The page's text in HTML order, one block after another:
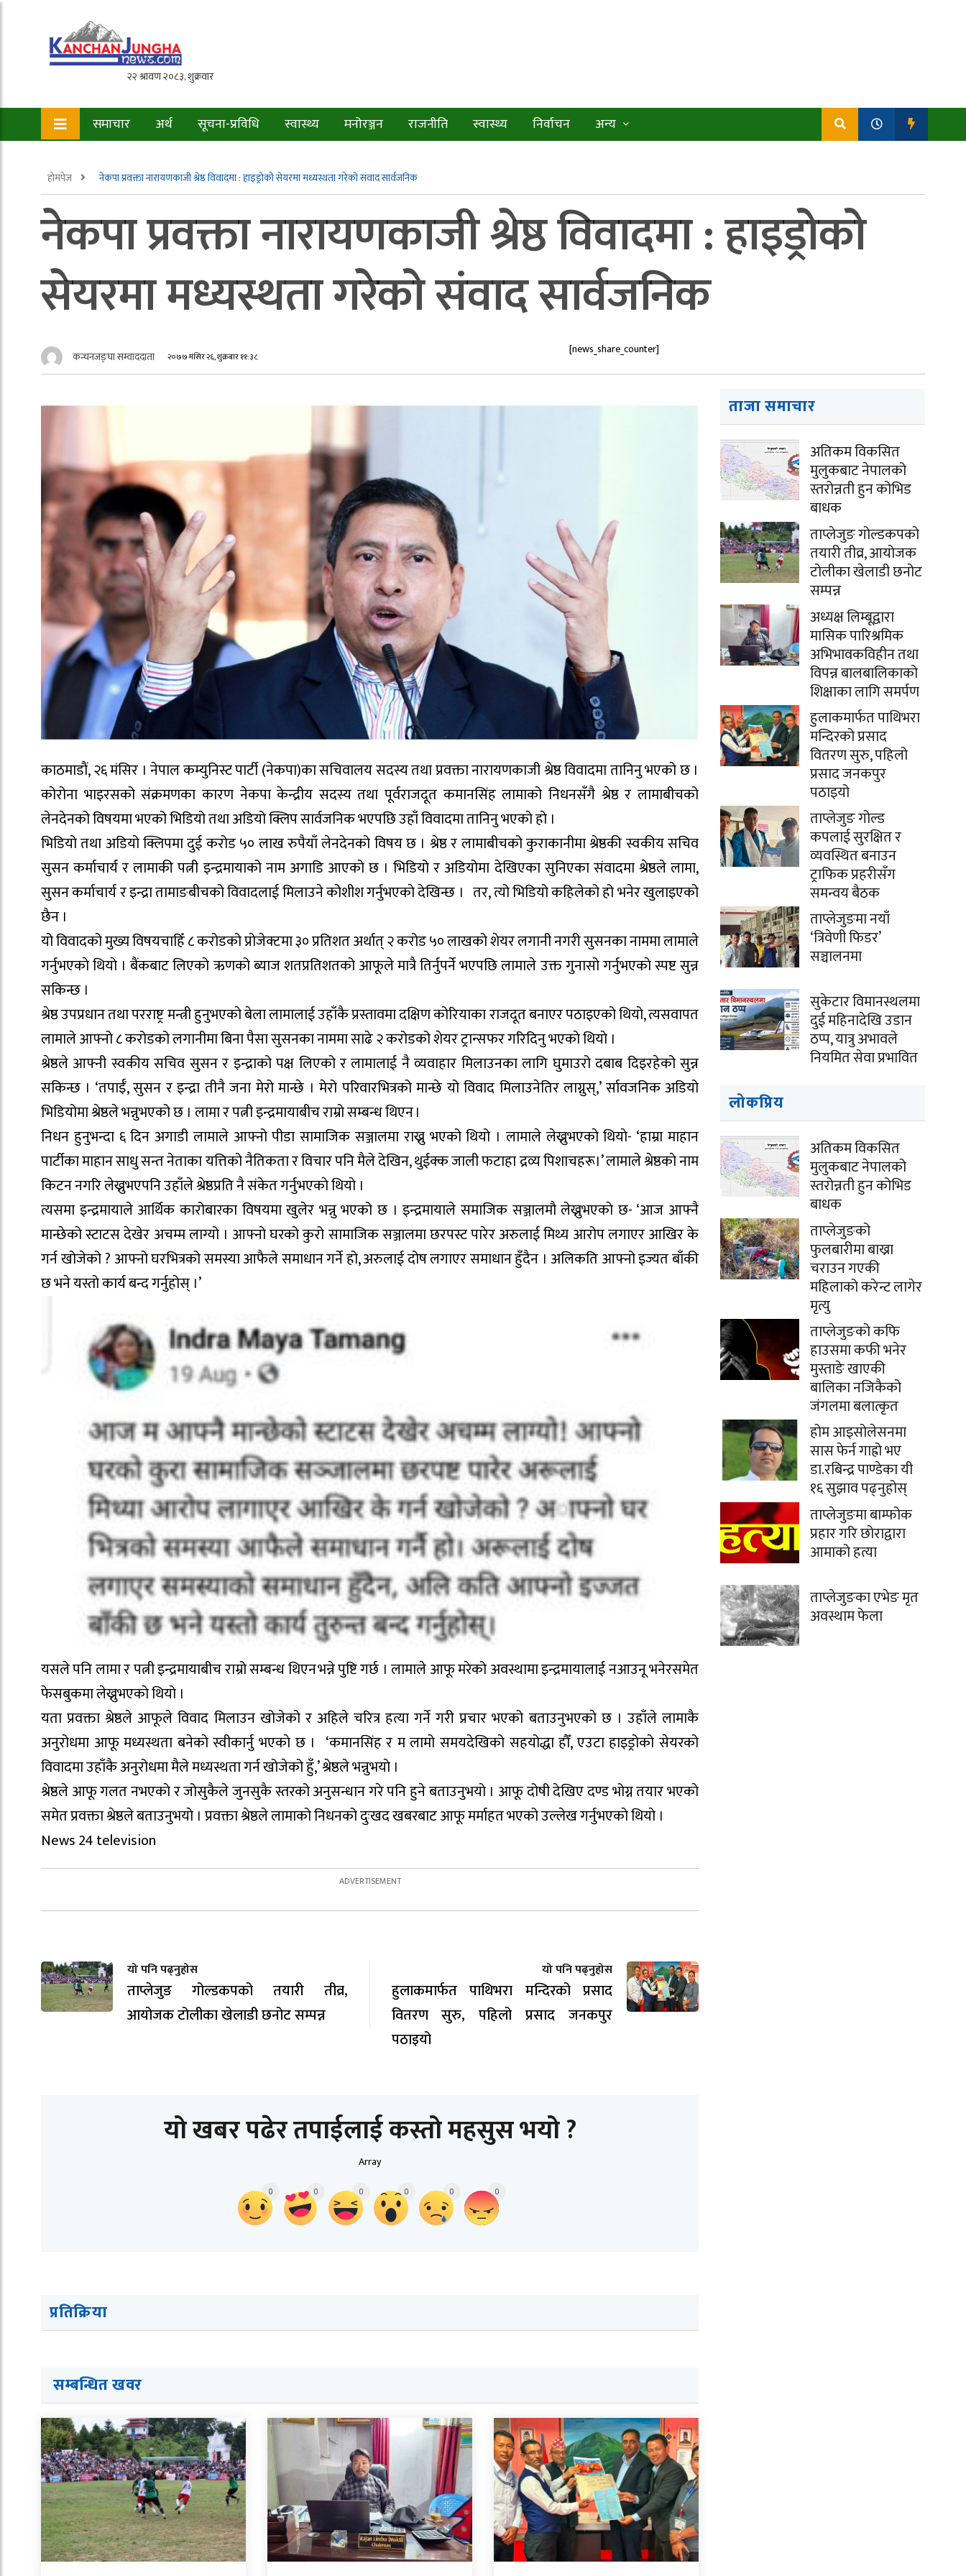
समाचार अर्थ सूचना-प्रविधि स्वास्थ्य मनोरञ्जन राजनीति स्वास्थ्य निर्वाचन अन्य
होमपेज नेकपा प्रवक्ता नारायणकाजी श्रेष्ठ विवादमा : हाइड्रोको सेयरमा मध्यस्थता गरेको संवाद सार्वजनिक
नेकपा प्रवक्ता नारायणकाजी श्रेष्ठ विवादमा : हाइड्रोको
सेयरमा मध्यस्थता गरेको संवाद सार्वजनिक
कन्चनजङ्घा सम्वाददाता २०७७ मंसिर २६, शुक्रबार ११:३८ [news_share_counter]
काठमाडाैं, २६ मंसिर । नेपाल कम्युनिस्ट पार्टी (नेकपा)का सचिवालय सदस्य तथा प्रवक्ता नारायणकाजी श्रेष्ठ विवादमा तानिनु भएको छ ।
कोरोना भाइरसको संक्रमणका कारण नेकपा केन्द्रीय सदस्य तथा पूर्वराजदूत कमानसिंह लामाको निधनसँगै श्रेष्ठ र लामाबीचको
लेनदेनको विषयमा भएको भिडियो तथा अडियो क्लिप सार्वजनिक भएपछि उहाँ विवादमा तानिनु भएकाे हाे ।
भिडियो तथा अडियो क्लिपमा दुई करोड ५० लाख रुपैयाँ लेनदेनको विषय छ । श्रेष्ठ र लामाबीचको कुराकानीमा श्रेष्ठकी स्वकीय सचिव
सुसन कर्माचार्य र लामाकी पत्नी इन्द्रमायाको नाम अगाडि आएको छ । भिडियो र अडियोमा देखिएका सुनिएका संवादमा श्रेष्ठले लामा,
सुसन कर्माचार्य र इन्द्रा तामाङबीचको विवादलाई मिलाउने कोशीश गर्नुभएकाे देखिन्छ । तर, त्यो भिडियो कहिलेको हो भनेर खुलाइएको
छैन ।
यो विवादको मुख्य विषयचाहिँ ८ करोडको प्रोजेक्टमा ३० प्रतिशत अर्थात् २ करोड ५० लाखको शेयर लगानी नगरी सुसनका नाममा लामाले
गर्नुभएकाे थियाे । बैंकबाट लिएको ऋणको ब्याज शतप्रतिशतको आफूले मात्रै तिर्नुपर्ने भएपछि लामाले उक्त गुनासो गर्नुभएकाे स्पष्ट सुन्न
सकिन्छ ।
श्रेष्ठ उपप्रधान तथा परराष्ट्र मन्त्री हुनुभएकाे बेला लामालाई उहाँकै प्रस्तावमा दक्षिण कोरियाका राजदूत बनाएर पठाइएको थियो, त्यसवापत
लामाले आफ्नो ८ करोडको लगानीमा बिना पैसा सुसनका नाममा साढे २ करोडको शेयर ट्रान्सफर गरिदिनु भएकाे थियाे ।
श्रेष्ठले आफ्नी स्वकीय सचिव सुसन र इन्द्राको पक्ष लिएको र लामालाई नै व्यवाहार मिलाउनका लागि घुमाउरो दबाब दिइरहेको सुन्न
सकिन्छ । ‘तपाईँ, सुसन र इन्द्रा तीनै जना मेरो मान्छे । मेरो परिवारभित्रको मान्छे यो विवाद मिलाउनेतिर लाग्नुस्,’ र्सावजनिक अडियो
भिडियोमा श्रेष्ठले भन्नुभएको छ । लामा र पत्नी इन्द्रमायाबीच राम्रो सम्बन्ध थिएन ।
निधन हुनुभन्दा ६ दिन अगाडी लामाले आफ्नो पीडा सामाजिक सञ्जालमा राख्नु भएको थियो । लामाले लेख्नुभएकाे थियाे- ‘हाम्रा माहान
पार्टीका माहान साधु सन्त नेताका यत्तिको नैतिकता र विचार पनि मैले देखिन, थुईक्क जाली फटाहा द्रव्य पिशाचहरू।’ लामाले श्रेष्ठकाे नाम
किटन नगरि लेख्नुभएपनि उहाँले श्रेष्ठप्रति नै संकेत गर्नुभएकाे थियाे ।
त्यसमा इन्द्रमायाले आर्थिक कारोबारका विषयमा खुलेर भन्नु भएको छ । इन्द्रमायाले समाजिक सञ्जालमाै लेख्नुभएकाे छ- ‘आज आफ्नै
मान्छेको स्टाटस देखेर अचम्म लाग्यो । आफ्नो घरको कुरो सामाजिक सञ्जालमा छरपस्ट पारेर अरुलाई मिथ्य आरोप लगाएर आखिर के
गर्न खोजेको ? आफ्नो घरभित्रको समस्या आफैले समाधान गर्ने हो, अरुलाई दोष लगाएर समाधान हुँदैन । अलिकति आफ्नो इज्यत बाँकी
छ भने यस्तो कार्य बन्द गर्नुहोस् ।’
यसले पनि लामा र पत्नी इन्द्रमायाबीच राम्रो सम्बन्ध थिएन भन्ने पुष्टि गर्छ । लामाले आफू मरेको अवस्थामा इन्द्रमायालाई नआउनू भनेरसमेत
फेसबुकमा लेख्नुभएकाे थियाे ।
यता प्रवक्ता श्रेष्ठले आफूले विवाद मिलाउन खोजेको र अहिले चरित्र हत्या गर्ने गरी प्रचार भएको बताउनुभएकाे छ । उहाँले लामाकै
अनुरोधमा आफू मध्यस्थता बनेकाे स्वीकार्नु भएकाे छ । ‘कमानसिंह र म लामो समयदेखिको सहयोद्धा हौँ, एउटा हाइड्रोको सेयरको
विवादमा उहाँकै अनुरोधमा मैले मध्यस्थता गर्न खोजेको हुँ,’ श्रेष्ठले भन्नुभयाे ।
श्रेष्ठले आफू गलत नभएकाे र जोसुकैले जुनसुकै स्तरको अनुसन्धान गरे पनि हुने बताउनुभयाे । आफू दोषी देखिए दण्ड भोग्न तयार भएकाे
समेत प्रवक्ता श्रेष्ठले बताउनुभयाे । प्रवक्ता श्रेष्ठले लामाको निधनको दुःखद खबरबाट आफू मर्माहत भएको उल्लेख गर्नुभएकाे थियाे ।
News 24 television
यो पनि पढ्नुहोस
ताप्लेजुङ गोल्डकपको तयारी तीव्र,
आयोजक टोलीका खेलाडी छनोट सम्पन्न
यो पनि पढ्नुहोस
हुलाकमार्फत पाथिभरा मन्दिरको प्रसाद
वितरण सुरु, पहिलो प्रसाद जनकपुर
पठाइयो
यो खबर पढेर तपाईलाई कस्तो महसुस भयो ?
Array
0 0 0 0 0 0
प्रतिक्रिया
सम्बन्धित खवर
ताजा समाचार
अतिकम विकसित
मुलुकबाट नेपालको
स्तरोन्नती हुन कोभिड
बाधक
ताप्लेजुङ गोल्डकपको
तयारी तीव्र, आयोजक
टोलीका खेलाडी छनोट
सम्पन्न
अध्यक्ष लिम्बूद्वारा
मासिक पारिश्रमिक
अभिभावकविहीन तथा
विपन्न बालबालिकाको
शिक्षाका लागि समर्पण
हुलाकमार्फत पाथिभरा
मन्दिरको प्रसाद
वितरण सुरु, पहिलो
प्रसाद जनकपुर
पठाइयो
ताप्लेजुङ गोल्ड
कपलाई सुरक्षित र
व्यवस्थित बनाउन
ट्राफिक प्रहरीसँग
समन्वय बैठक
ताप्लेजुङमा नयाँ
‘त्रिवेणी फिडर’
सञ्चालनमा
सुकेटार विमानस्थलमा
दुई महिनादेखि उडान
ठप्प, यात्रु अभावले
नियमित सेवा प्रभावित
लोकप्रिय
अतिकम विकसित
मुलुकबाट नेपालको
स्तरोन्नती हुन कोभिड
बाधक
ताप्लेजुङको
फुलबारीमा बाख्रा
चराउन गएकी
महिलाको करेन्ट लागेर
मृत्यु
ताप्लेजुङको कफि
हाउसमा कफी भनेर
मुस्ताङे खाएकी
बालिका नजिकैको
जंगलमा बलात्कृत
होम आइसोलेसनमा
सास फेर्न गाह्रो भए
डा.रबिन्द्र पाण्डेका यी
१६ सुझाव पढ्नुहोस्
ताप्लेजुङमा बाम्फोक
प्रहार गरि छोराद्वारा
आमाको हत्या
ताप्लेजुङका एभेङ मृत
अवस्थाम फेला